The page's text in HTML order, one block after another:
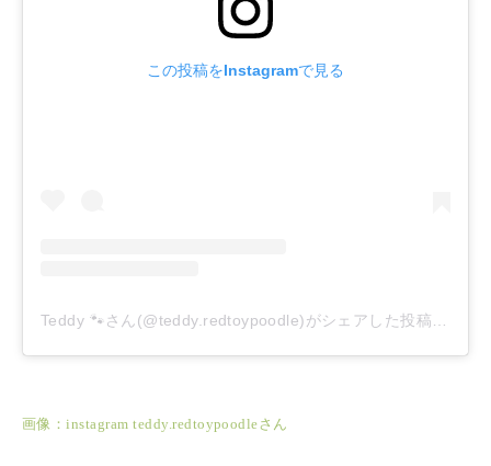
この投稿をInstagramで見る
画像：instagram teddy.redtoypoodleさん